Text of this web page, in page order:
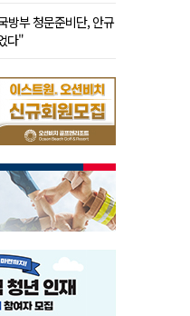
방부 청문준비단, 안규
다"